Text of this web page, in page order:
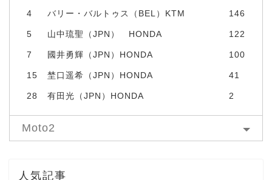
4 バリー・バルトゥス（BEL）KTM 146
5 山中琉聖（JPN） HONDA 122
7 國井勇輝（JPN）HONDA 100
15 埜口遥希（JPN）HONDA 41
28 有田光（JPN）HONDA 2
Moto2
人気記事